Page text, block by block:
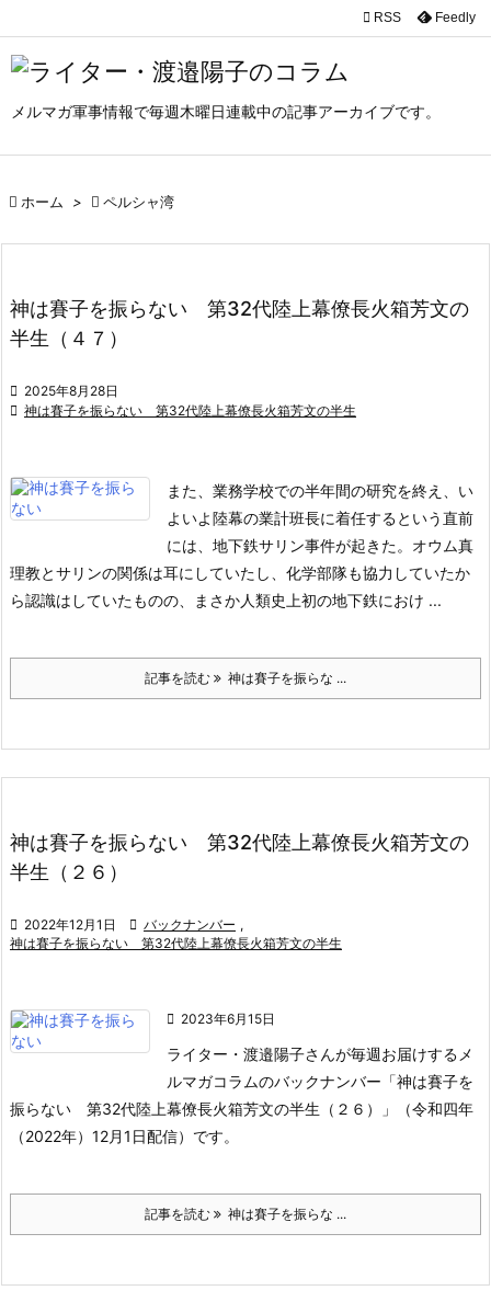
メルマガ軍事情報で毎週木曜日連載中の記事アーカイブです。

 RSS Feedly
 ホーム >  ペルシャ湾
神は賽子を振らない 第32代陸上幕僚長火箱芳文の
半生（４７）
 2025年8月28日
 神は賽子を振らない 第32代陸上幕僚長火箱芳文の半生
また、業務学校での半年間の研究を終え、い
よいよ陸幕の業計班長に着任するという直前
には、地下鉄サリン事件が起きた。オウム真
理教とサリンの関係は耳にしていたし、化学部隊も協力していたか
ら認識はしていたものの、まさか人類史上初の地下鉄におけ ...
記事を読む 神は賽子を振らな ...
神は賽子を振らない 第32代陸上幕僚長火箱芳文の
半生（２６）
 2022年12月1日  バックナンバー ,
神は賽子を振らない 第32代陸上幕僚長火箱芳文の半生
 2023年6月15日
ライター・渡邉陽子さんが毎週お届けするメ
ルマガコラムのバックナンバー「神は賽子を
振らない 第32代陸上幕僚長火箱芳文の半生（２６）」（令和四年
（2022年）12月1日配信）です。
記事を読む 神は賽子を振らな ...